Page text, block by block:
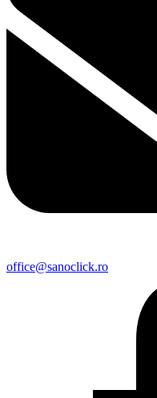
office@sanoclick.ro